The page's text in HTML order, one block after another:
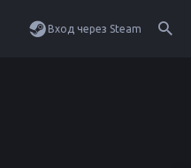
Вход через Steam